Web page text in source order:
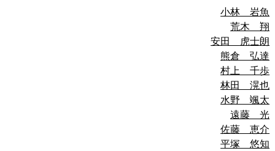
小林 岩魚
荒木 翔
安田 虎士朗
熊倉 弘達
村上 千歩
林田 滉也
水野 颯太
遠藤 光
佐藤 恵介
平塚 悠知